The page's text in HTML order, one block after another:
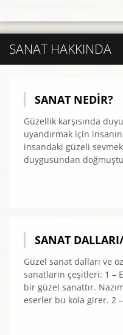
SANAT HAKKINDA
SANAT NEDIR?
Güzellik karşısında
uyandırmak için insanın
insandaki güzeli
duygusundan
SANAT
Güzel sanat dalları ve
sanatların çeşitleri: 1 –
bir güzel sanattır.
eserler bu kola girer. 2